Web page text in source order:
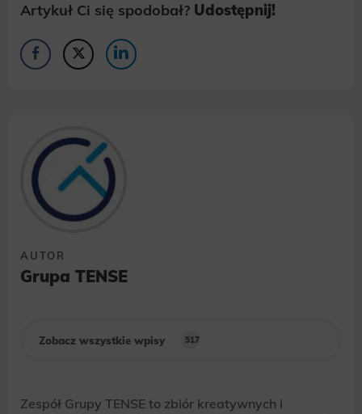
Artykuł Ci się spodobał? Udostępnij!
AUTOR
Grupa TENSE
Zobacz wszystkie wpisy 517
Zespół Grupy TENSE to zbiór kreatywnych i